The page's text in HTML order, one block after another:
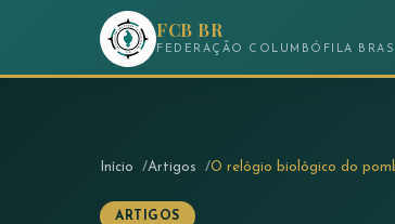
FCB BR
FEDERAÇÃO COLUMBÓFILA
Início Artigos O relógio biológico do
ARTIGOS